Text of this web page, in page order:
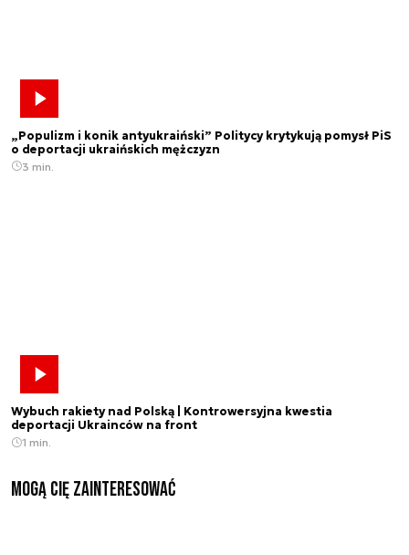
„Populizm i konik antyukraiński” Politycy krytykują pomysł PiS
o deportacji ukraińskich mężczyzn
3 min.
Wybuch rakiety nad Polską | Kontrowersyjna kwestia
deportacji Ukrainców na front
1 min.
Mogą Cię zainteresować